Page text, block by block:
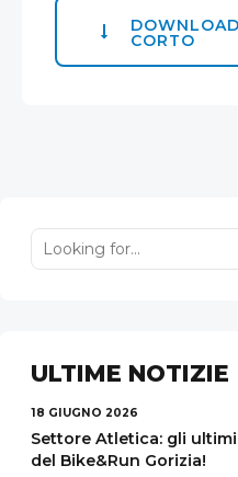
CORTO
ULTIME NOTIZIE
18 GIUGNO 2026
Settore Atletica: gli
del Bike&Run Gorizia!